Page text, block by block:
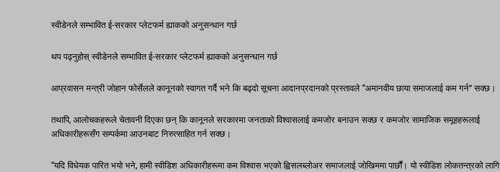
स्वीडेनले सम्भावित ई-सरकार प्लेटफर्म ह्याकको अनुसन्धान गर्छ
थप पढ्नुहोस् स्वीडेनले सम्भावित ई-सरकार प्लेटफर्म ह्याकको अनुसन्धान गर्छ
आप्रवासन मन्त्री जोहान फोर्सेलले कानूनको स्वागत गर्दै भने कि बढ्दो सूचना आदानप्रदानको प्रस्तावले “अमानवीय छाया समाजलाई कम गर्न” सक्छ।
तथापि, आलोचकहरूले चेतावनी दिएका छन् कि कानूनले सरकारमा जनताको विश्वासलाई कमजोर बनाउन सक्छ र कमजोर सामाजिक समूहहरूलाई
अधिकारीहरूसँग सम्पर्कमा आउनबाट निरुत्साहित गर्न सक्छ।
“यदि विधेयक पारित भयो भने, हामी स्वीडिश अधिकारीहरूमा कम विश्वास भएको ह्विसलब्लोअर समाजलाई जोखिममा पार्छौं। यो स्वीडिश लोकतन्त्रको लागि